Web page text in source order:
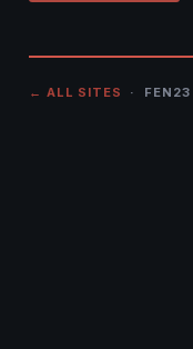
← ALL SITES · FEN23